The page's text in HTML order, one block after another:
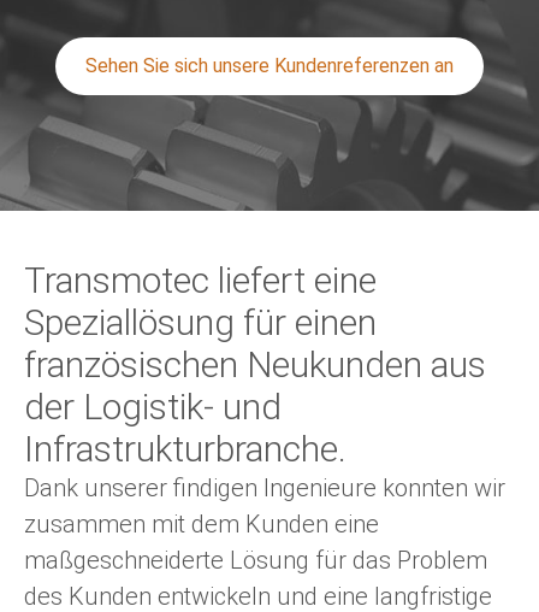
Sehen Sie sich unsere Kundenreferenzen an
Transmotec liefert eine
Speziallösung für einen
französischen Neukunden aus
der Logistik- und
Infrastrukturbranche.
Dank unserer findigen Ingenieure konnten wir
zusammen mit dem Kunden eine
maßgeschneiderte Lösung für das Problem
des Kunden entwickeln und eine langfristige